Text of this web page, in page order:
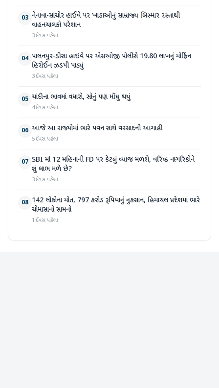
03 નેનાવા-સાંચોર હાઈવે પર ખાડાઓનું સામ્રાજ્ય બિસ્માર રસ્તાથી
વાહનચાલકો પરેશાન
3 દિવસ પહેલા
04 પાલનપુર-ડીસા હાઇવે પર એસઓજી પોલીસે 19.80 લાખનું મોર્ફિન
હિરોઈન ઝડપી પાડ્યું
3 દિવસ પહેલા
05 ચાંદીના ભાવમાં વધારો, સોનું પણ મોંઘુ થયું
4 દિવસ પહેલા
06 આજે આ રાજ્યોમાં ભારે પવન સાથે વરસાદની આગાહી
5 દિવસ પહેલા
07 SBI માં 12 મહિનાની FD પર કેટલું વ્યાજ મળશે, વરિષ્ઠ નાગરિકોને
શું લાભ મળે છે?
3 દિવસ પહેલા
08 142 લોકોના મોત, 797 કરોડ રૂપિયાનું નુકસાન, હિમાચલ પ્રદેશમાં ભારે
ચોમાસાનો સામનો
1 દિવસ પહેલા